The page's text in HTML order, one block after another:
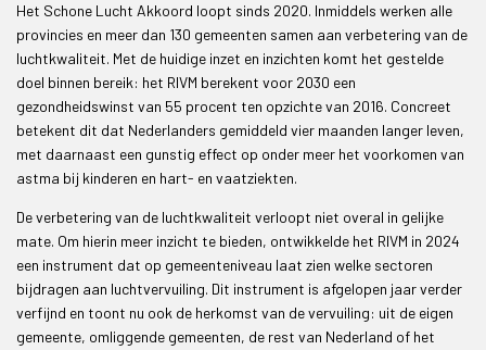
Het Schone Lucht Akkoord loopt sinds 2020. Inmiddels werken alle
provincies en meer dan 130 gemeenten samen aan verbetering van de
luchtkwaliteit. Met de huidige inzet en inzichten komt het gestelde
doel binnen bereik: het RIVM berekent voor 2030 een
gezondheidswinst van 55 procent ten opzichte van 2016. Concreet
betekent dit dat Nederlanders gemiddeld vier maanden langer leven,
met daarnaast een gunstig effect op onder meer het voorkomen van
astma bij kinderen en hart- en vaatziekten.
De verbetering van de luchtkwaliteit verloopt niet overal in gelijke
mate. Om hierin meer inzicht te bieden, ontwikkelde het RIVM in 2024
een instrument dat op gemeenteniveau laat zien welke sectoren
bijdragen aan luchtvervuiling. Dit instrument is afgelopen jaar verder
verfijnd en toont nu ook de herkomst van de vervuiling: uit de eigen
gemeente, omliggende gemeenten, de rest van Nederland of het